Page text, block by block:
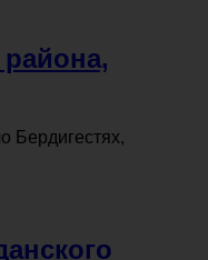
Бердигестях,